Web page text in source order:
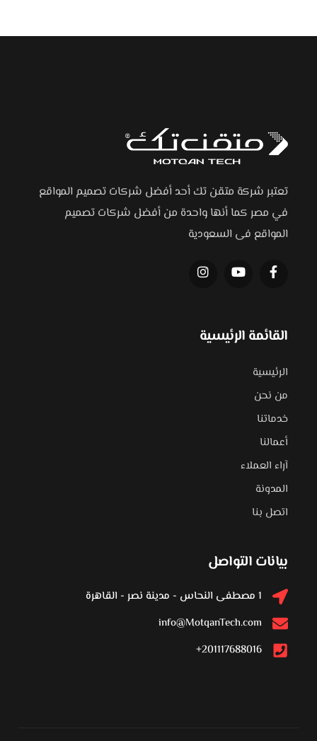
تعتبر شركة متقن تك أحد أفضل شركات تصميم المواقع
في مصر كما أنها واحدة من أفضل شركات تصميم
المواقع فى السعودية
القائمة الرئيسية
الرئيسية
من نحن
خدماتنا
أعمالنا
آراء العملاء
المدونة
اتصل بنا
بيانات التواصل
1 مصطفى النحاس - مدينة نصر - القاهرة
info@MotqanTech.com
201117688016+